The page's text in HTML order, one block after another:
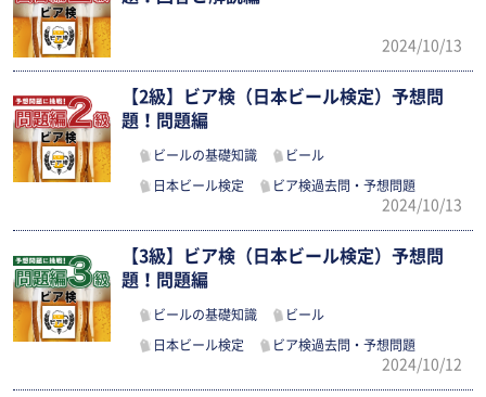
2024/10/13
【2級】ビア検（日本ビール検定）予想問
題！問題編
ビールの基礎知識 ビール
日本ビール検定 ビア検過去問・予想問題
2024/10/13
【3級】ビア検（日本ビール検定）予想問
題！問題編
ビールの基礎知識 ビール
日本ビール検定 ビア検過去問・予想問題
2024/10/12